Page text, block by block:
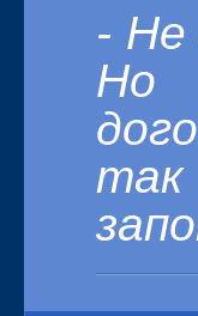
- Не
Но